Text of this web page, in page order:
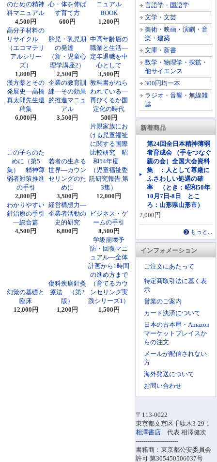
言語学・国語学
文学・文芸
美術・映画・演劇・音
楽・建築
文庫・新書
数学・物理学・採鉱・
他サイエンス
300円均一本
ラジオ・音響・無線雑
誌
新着商品
第24回全日本精神薄弱
者育成会 （手をつなぐ
親の会）全国大会資料
集 ：人として尊厳に
ふさわしい処遇の確
率 （とき：昭和50年
10月7日-8日 とこ
ろ：山形県山形市）
2,000円
もっと...
インフォメーション
ご注文にあたって
特定商取引法に基く表
示
営業のご案内
カード決済について
日本の古本屋・Amazon
マーケットプレイスか
らの注文
メールが配信されない
方
海外発送について
お問い合わせ
〒113-0022
東京都文京区千駄木3-29-1
相澤書店 代表 相澤健次
----------------------
書籍商：東京都公安委員会
許可 第305450506037号
のための精神
科マニュアル
4,500円
心・体を伸ば
す育て方
600円
ニュアル
BOOK
1,200円
高分子材料の
リサイクル
（エコマテリ
アルシリー
ズ）
1,800円
胎児・乳児期
の発達
（新・児童心
理学講座2）
2,500円
中高年齢層の
職業と生活―
定年退職を中
心として
3,500円
漢方薬とその
発展史―高橋
真太郎先生遺
稿集
6,000円
企業の教育訓
練―その効果
的推進マニュ
アル
3,500円
教科書がねら
われている―
再びくるか国
定化の時代
500円
この子らのた
めに（第5
集） 精神薄
弱者対策推進
の手引
2,800円
若者の生きる
世界―カウン
セリングのた
めに
3,500円
片親家族にお
ける児童福祉
に関する国際
比較研究 昭
和54年度
（児童福祉委
託研究報告 第
3集）
12,000円
わかりやすい
針治療の手引
―総合篇
4,500円
経営構想力―
企業者活動の
史的研究
6,800円
ビジネス・ゲ
ームの手引
8,500円
幻覚の基礎と
臨床
12,000円
傷科疾病針灸
療法 （第2
版）
1,200円
学級崩壊予
防・回復マニ
ュアル―全体
計画から1時間
の進め方まで
（育てるカウ
ンセリング実
践シリーズ1）
1,500円